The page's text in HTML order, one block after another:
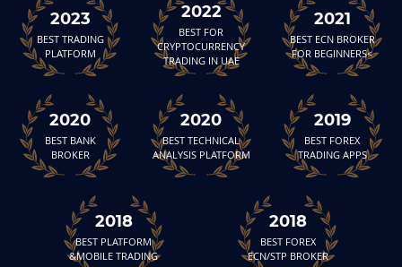
2023
BEST TRADING
PLATFORM
2022
BEST FOR
CRYPTOCURRENCY
TRADING IN UAE
2021
BEST ECN BROKER
FOR BEGINNERS<
2020
BEST BANK
BROKER
2020
BEST TECHNICAL
ANALYSIS PLATFORM
2019
BEST FOREX
TRADING APPS
2018
BEST PLATFORM
&MOBILE TRADING
2018
BEST FOREX
ECN/STP BROKER